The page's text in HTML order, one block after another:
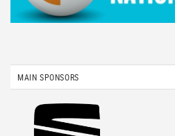
MAIN SPONSORS